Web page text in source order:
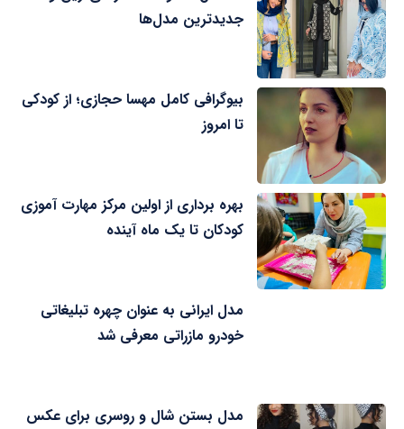
جدیدترین مدل‌ها
بیوگرافی کامل مهسا حجازی؛ از کودکی
تا امروز
بهره برداری از اولین مرکز مهارت آموزی
کودکان تا یک ماه آینده
مدل ایرانی به عنوان چهره تبلیغاتی
خودرو مازراتی معرفی شد
مدل بستن شال و روسری برای عکس